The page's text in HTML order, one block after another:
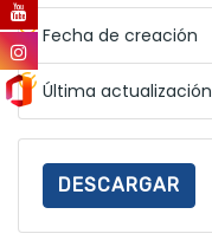
Fecha de creación
Última actualización
DESCARGAR